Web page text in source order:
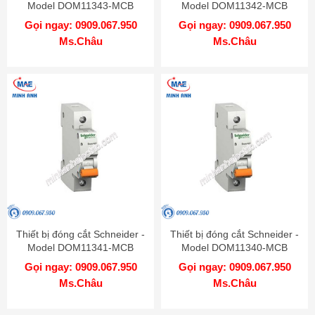
Model DOM11343-MCB
Gọi ngay: 0909.067.950
Ms.Châu
Model DOM11342-MCB
Gọi ngay: 0909.067.950
Ms.Châu
Thiết bị đóng cắt Schneider -
Model DOM11341-MCB
Gọi ngay: 0909.067.950
Ms.Châu
Thiết bị đóng cắt Schneider -
Model DOM11340-MCB
Gọi ngay: 0909.067.950
Ms.Châu